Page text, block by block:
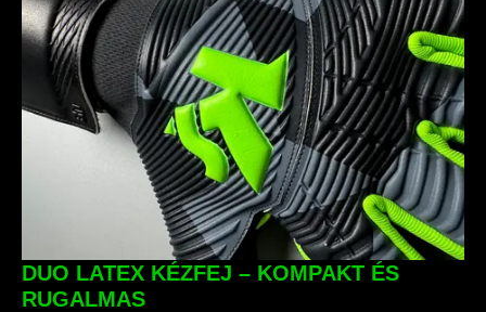
DUO LATEX KÉZFEJ – KOMPAKT ÉS
RUGALMAS